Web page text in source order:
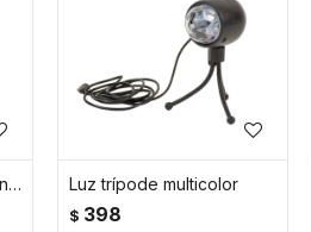
Lámpara veladora redonda articulada con base pinza - Amarilla Luz trípode multicolor
$ 398